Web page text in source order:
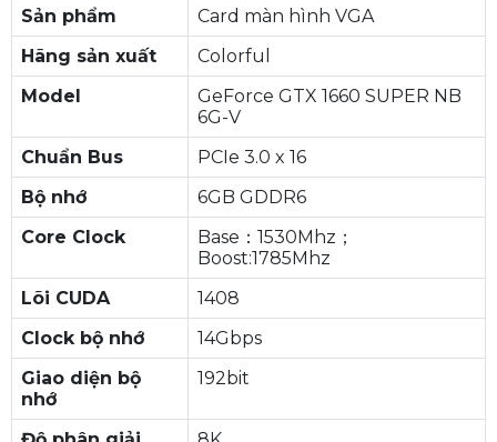
Sản phẩm
Card màn hình VGA
Hãng sản xuất
Colorful
Model
GeForce GTX 1660 SUPER NB
6G-V
Chuẩn Bus
PCIe 3.0 x 16
Bộ nhớ
6GB GDDR6
Core Clock
Base：1530Mhz；
Boost:1785Mhz
Lõi CUDA
1408
Clock bộ nhớ
14Gbps
Giao diện bộ
nhớ
192bit